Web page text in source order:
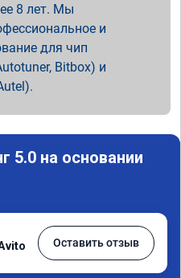
8 лет. Мы
и
для чип
Bitbox) и
5.0 на основании
Оставить отзыв